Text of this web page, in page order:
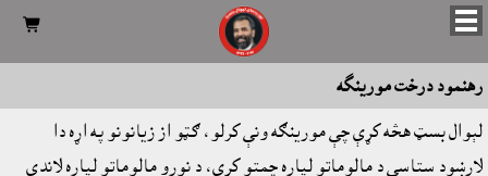

رهنمود درخت مورينگه
لېوال بسټ هڅه کړې چې مورينګه ونې کرلو، ګټو از زيانونو په اړه دا
لارښود ستاسې د مالوماتو لپاره چمتو کړي، د نورو مالوماتو لپاره لاندې